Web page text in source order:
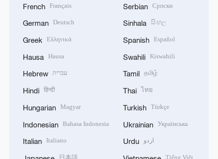
French Français
German Deutsch
Greek Ελληνικά
Hausa Hausa
Hebrew עברית
Hindi हिन्दी
Hungarian Magyar
Indonesian Bahasa Indonesia
Italian Italiano
Serbian Српски
Sinhala සිංහල
Spanish Español
Swahili Kiswahili
Tamil தமிழ்
Thai ไทย
Turkish Türkçe
Ukrainian Українська
Urdu اردو